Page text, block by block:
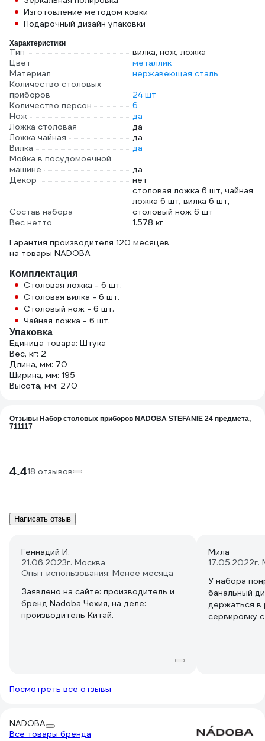
Изготовление методом ковки
Подарочный дизайн упаковки
Характеристики
Тип
вилка, нож, ложка
Цвет
металлик
Материал
нержавеющая сталь
Количество столовых
приборов
24 шт
Количество персон
6
Нож
да
Ложка столовая
да
Ложка чайная
да
Вилка
да
Мойка в посудомоечной
машине
да
Декор
нет
Состав набора
столовая ложка 6 шт, чайная
ложка 6 шт, вилка 6 шт,
столовый нож 6 шт
Вес нетто
1.578 кг
Гарантия производителя 120 месяцев
на товары NADOBA
Комплектация
Столовая ложка - 6 шт.
Столовая вилка - 6 шт.
Столовый нож - 6 шт.
Чайная ложка - 6 шт.
Упаковка
Единица товара: Штука
Вес, кг: 2
Длина, мм: 70
Ширина, мм: 195
Высота, мм: 270
Отзывы Набор столовых приборов NADOBA STEFANIE 24 предмета,
711117
4.418 отзывов
Написать отзыв
Геннадий И.
21.06.2023г. Москва
Опыт использования: Менее месяца
Заявлено на сайте: производитель и
бренд Nadoba Чехия, на деле:
производитель Китай.
Мила
17.05.2022г.
У набора
банальный
держаться в
сервировку
Посмотреть все отзывы
NADOBA
Все товары бренда